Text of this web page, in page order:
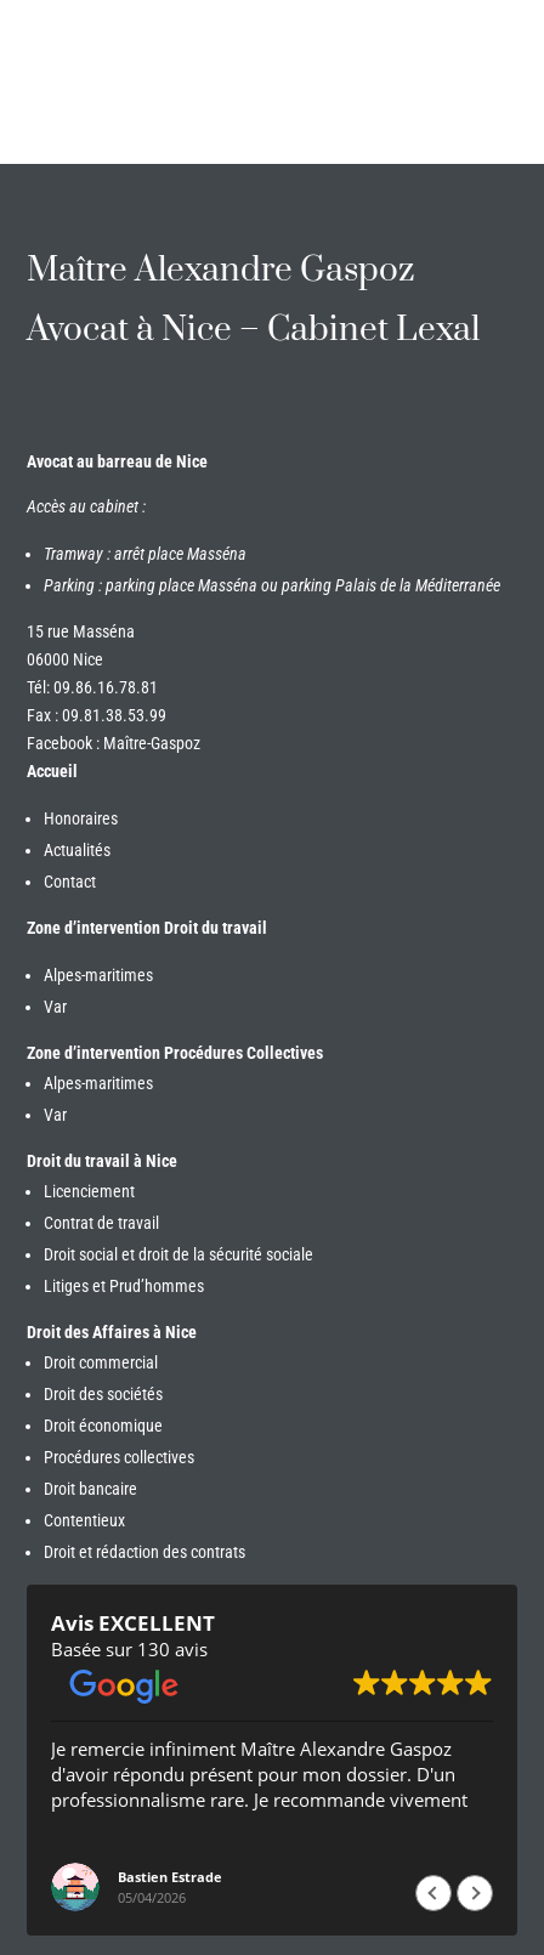
Maître Alexandre Gaspoz
Avocat à Nice – Cabinet Lexal
Avocat au barreau de Nice
Accès au cabinet :
Tramway : arrêt place Masséna
Parking : parking place Masséna ou parking Palais de la Méditerranée
15 rue Masséna
06000 Nice
Tél:09.86.16.78.81
Fax : 09.81.38.53.99
Facebook : Maître-Gaspoz
Accueil
Honoraires
Actualités
Contact
Zone d’intervention Droit du travail
Alpes-maritimes
Var
Zone d’intervention Procédures Collectives
Alpes-maritimes
Var
Droit du travail à Nice
Licenciement
Contrat de travail
Droit social et droit de la sécurité sociale
Litiges et Prud’hommes
Droit des Affaires à Nice
Droit commercial
Droit des sociétés
Droit économique
Procédures collectives
Droit bancaire
Contentieux
Droit et rédaction des contrats
Avis EXCELLENT
Basée sur 130 avis
Je remercie infiniment Maître Alexandre Gaspoz
d'avoir répondu présent pour mon dossier. D'un
professionnalisme rare. Je recommande vivement
Bastien Estrade
05/04/2026